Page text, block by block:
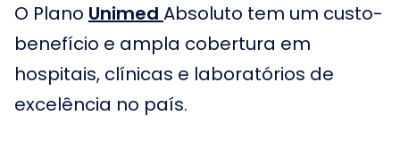
O Plano Unimed Absoluto tem um custo-
benefício e ampla cobertura em
hospitais, clínicas e laboratórios de
excelência no país.